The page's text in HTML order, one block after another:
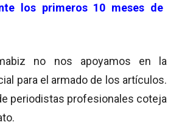
los primeros 10 meses de
no nos apoyamos en la
para el armado de los artículos.
periodistas profesionales coteja